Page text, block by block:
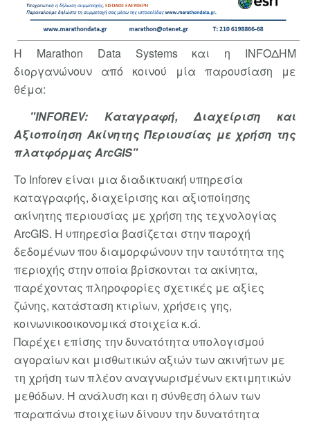
Η Marathon Data Systems και η INFOΔΗΜ
διοργανώνουν από κοινού μία παρουσίαση με
θέμα:
"INFOREV: Καταγραφή, Διαχείριση και
Αξιοποίηση Ακίνητης Περιουσίας με χρήση της
πλατφόρμας ArcGIS"
To Inforev είναι μια διαδικτυακή υπηρεσία
καταγραφής, διαχείρισης και αξιοποίησης
ακίνητης περιουσίας με χρήση της τεχνολογίας
ArcGIS. Η υπηρεσία βασίζεται στην παροχή
δεδομένων που διαμορφώνουν την ταυτότητα της
περιοχής στην οποία βρίσκονται τα ακίνητα,
παρέχοντας πληροφορίες σχετικές με αξίες
ζώνης, κατάσταση κτιρίων, χρήσεις γης,
κοινωνικοοικονομικά στοιχεία κ.ά.
Παρέχει επίσης την δυνατότητα υπολογισμού
αγοραίων και μισθωτικών αξιών των ακινήτων με
τη χρήση των πλέον αναγνωρισμένων εκτιμητικών
μεθόδων. Η ανάλυση και η σύνθεση όλων των
παραπάνω στοιχείων δίνουν την δυνατότητα